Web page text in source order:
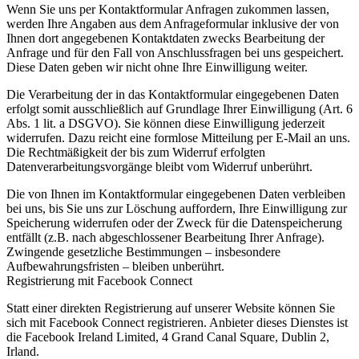
Wenn Sie uns per Kontaktformular Anfragen zukommen lassen,
werden Ihre Angaben aus dem Anfrageformular inklusive der von
Ihnen dort angegebenen Kontaktdaten zwecks Bearbeitung der
Anfrage und für den Fall von Anschlussfragen bei uns gespeichert.
Diese Daten geben wir nicht ohne Ihre Einwilligung weiter.
Die Verarbeitung der in das Kontaktformular eingegebenen Daten
erfolgt somit ausschließlich auf Grundlage Ihrer Einwilligung (Art. 6
Abs. 1 lit. a DSGVO). Sie können diese Einwilligung jederzeit
widerrufen. Dazu reicht eine formlose Mitteilung per E-Mail an uns.
Die Rechtmäßigkeit der bis zum Widerruf erfolgten
Datenverarbeitungsvorgänge bleibt vom Widerruf unberührt.
Die von Ihnen im Kontaktformular eingegebenen Daten verbleiben
bei uns, bis Sie uns zur Löschung auffordern, Ihre Einwilligung zur
Speicherung widerrufen oder der Zweck für die Datenspeicherung
entfällt (z.B. nach abgeschlossener Bearbeitung Ihrer Anfrage).
Zwingende gesetzliche Bestimmungen – insbesondere
Aufbewahrungsfristen – bleiben unberührt.
Registrierung mit Facebook Connect
Statt einer direkten Registrierung auf unserer Website können Sie
sich mit Facebook Connect registrieren. Anbieter dieses Dienstes ist
die Facebook Ireland Limited, 4 Grand Canal Square, Dublin 2,
Irland.